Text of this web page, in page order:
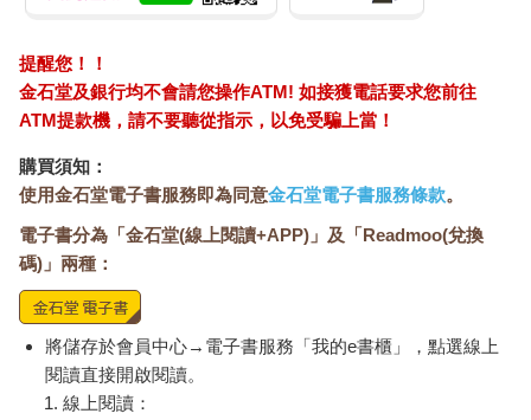
提醒您！！
金石堂及銀行均不會請您操作ATM! 如接獲電話要求您前往
ATM提款機，請不要聽從指示，以免受騙上當！
購買須知：
使用金石堂電子書服務即為同意金石堂電子書服務條款。
電子書分為「金石堂(線上閱讀+APP)」及「Readmoo(兌換
碼)」兩種：
將儲存於會員中心→電子書服務「我的e書櫃」，點選線上
閱讀直接開啟閱讀。
線上閱讀：